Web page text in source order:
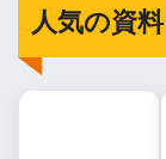
人気の資料